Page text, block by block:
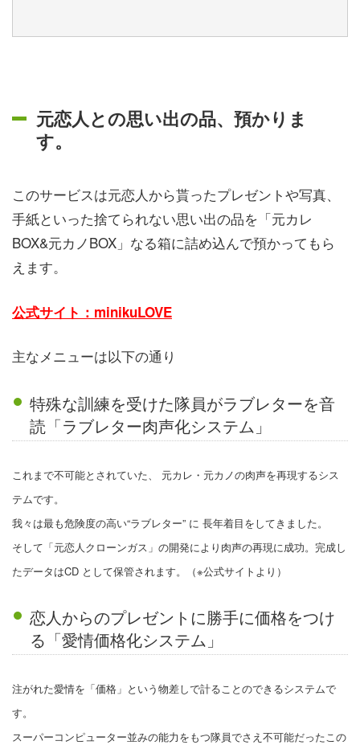
元恋人との思い出の品、預かりま
す。
このサービスは元恋人から貰ったプレゼントや写真、
手紙といった捨てられない思い出の品を「元カレ
BOX&元カノBOX」なる箱に詰め込んで預かってもら
えます。
公式サイト：minikuLOVE
主なメニューは以下の通り
特殊な訓練を受けた隊員がラブレターを音
読「ラブレター肉声化システム」
これまで不可能とされていた、 元カレ・元カノの肉声を再現するシス
テムです。
我々は最も危険度の高い“ラブレター” に 長年着目をしてきました。
そして「元恋人クローンガス」の開発により肉声の再現に成功。完成し
たデータはCD として保管されます。（※公式サイトより）
恋人からのプレゼントに勝手に価格をつけ
る「愛情価格化システム」
注がれた愛情を「価格」という物差しで計ることのできるシステムで
す。
スーパーコンピューター並みの能力をもつ隊員でさえ不可能だったこの